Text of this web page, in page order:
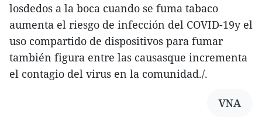
losdedos a la boca cuando se fuma tabaco
aumenta el riesgo de infección del COVID-19y el
uso compartido de dispositivos para fumar
también figura entre las causasque incrementa
el contagio del virus en la comunidad./.
VNA